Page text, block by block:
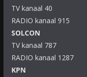
TV kanaal 40
RADIO kanaal 915
SOLCON
TV kanaal 787
RADIO kanaal 1287
KPN